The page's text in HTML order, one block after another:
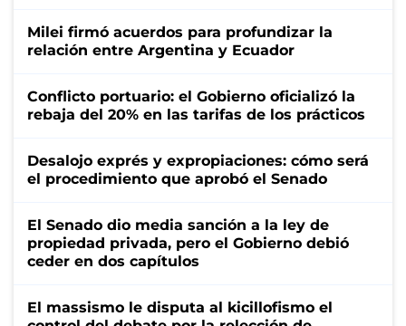
Milei firmó acuerdos para profundizar la
relación entre Argentina y Ecuador
Conflicto portuario: el Gobierno oficializó la
rebaja del 20% en las tarifas de los prácticos
Desalojo exprés y expropiaciones: cómo será
el procedimiento que aprobó el Senado
El Senado dio media sanción a la ley de
propiedad privada, pero el Gobierno debió
ceder en dos capítulos
El massismo le disputa al kicillofismo el